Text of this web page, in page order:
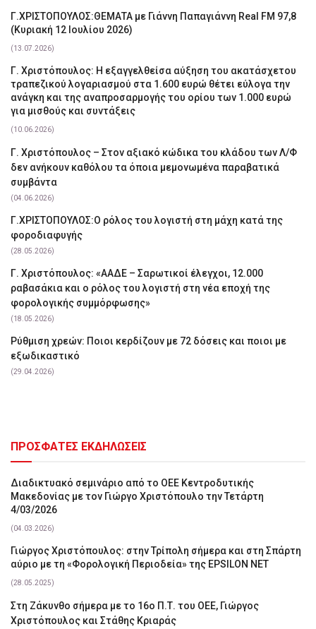
Γ.ΧΡΙΣΤΟΠΟΥΛΟΣ:ΘΕΜΑΤΑ με Γιάννη Παπαγιάννη Real FM 97,8
(Κυριακή 12 Ιουλίου 2026)
(13.07.2026)
Γ. Χριστόπουλος: Η εξαγγελθείσα αύξηση του ακατάσχετου
τραπεζικού λογαριασμού στα 1.600 ευρώ θέτει εύλογα την
ανάγκη και της αναπροσαρμογής του ορίου των 1.000 ευρώ
για μισθούς και συντάξεις
(10.06.2026)
Γ. Χριστόπουλος – Στον αξιακό κώδικα του κλάδου των Λ/Φ
δεν ανήκουν καθόλου τα όποια μεμονωμένα παραβατικά
συμβάντα
(04.06.2026)
Γ.ΧΡΙΣΤΟΠΟΥΛΟΣ:Ο ρόλος του λογιστή στη μάχη κατά της
φοροδιαφυγής
(28.05.2026)
Γ. Χριστόπουλος: «ΑΑΔΕ – Σαρωτικοί έλεγχοι, 12.000
ραβασάκια και ο ρόλος του λογιστή στη νέα εποχή της
φορολογικής συμμόρφωσης»
(18.05.2026)
Ρύθμιση χρεών: Ποιοι κερδίζουν με 72 δόσεις και ποιοι με
εξωδικαστικό
(29.04.2026)
ΠΡΟΣΦΑΤΕΣ ΕΚΔΗΛΩΣΕΙΣ
Διαδικτυακό σεμινάριο από το ΟΕΕ Κεντροδυτικής
Μακεδονίας με τον Γιώργο Χριστόπουλο την Τετάρτη
4/03/2026
(04.03.2026)
Γιώργος Χριστόπουλος: στην Τρίπολη σήμερα και στη Σπάρτη
αύριο με τη «Φορολογική Περιοδεία» της EPSILON NET
(28.05.2025)
Στη Ζάκυνθο σήμερα με το 16ο Π.Τ. του ΟΕΕ, Γιώργος
Χριστόπουλος και Στάθης Κριαράς